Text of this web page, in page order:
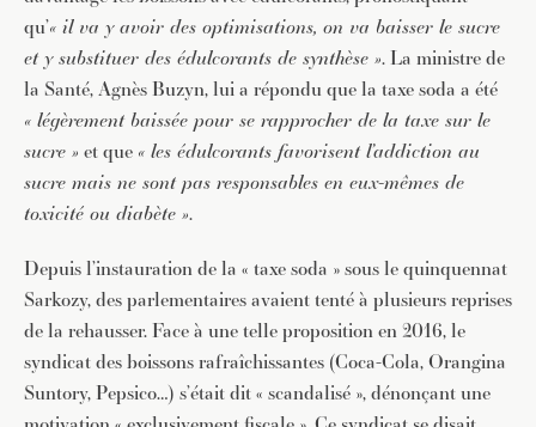
qu’« il va y avoir des optimisations, on va baisser le sucre
et y substituer des édulcorants de synthèse ». La ministre de
la Santé, Agnès Buzyn, lui a répondu que la taxe soda a été
« légèrement baissée pour se rapprocher de la taxe sur le
sucre » et que « les édulcorants favorisent l’addiction au
sucre mais ne sont pas responsables en eux-mêmes de
toxicité ou diabète ».
Depuis l’instauration de la « taxe soda » sous le quinquennat
Sarkozy, des parlementaires avaient tenté à plusieurs reprises
de la rehausser. Face à une telle proposition en 2016, le
syndicat des boissons rafraîchissantes (Coca-Cola, Orangina
Suntory, Pepsico…) s’était dit « scandalisé », dénonçant une